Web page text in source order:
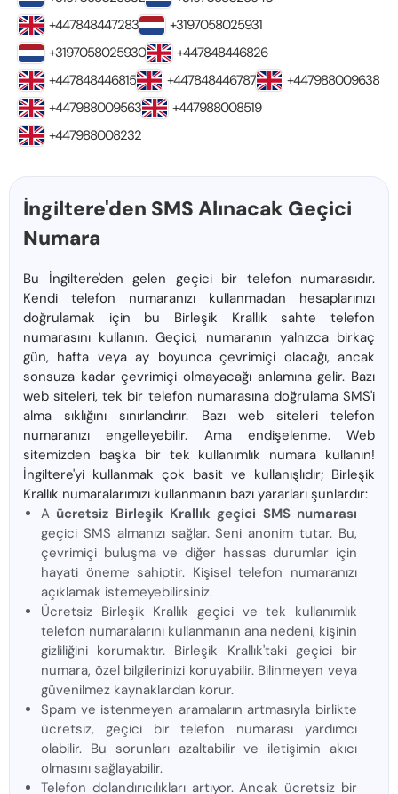
+447848447283
+3197058025931
+3197058025930
+447848446826
+447848446815
+447848446787
+447988009638
+447988009563
+447988008519
+447988008232
İngiltere'den SMS Alınacak Geçici
Numara
Bu İngiltere'den gelen geçici bir telefon numarasıdır.
Kendi telefon numaranızı kullanmadan hesaplarınızı
doğrulamak için bu Birleşik Krallık sahte telefon
numarasını kullanın. Geçici, numaranın yalnızca birkaç
gün, hafta veya ay boyunca çevrimiçi olacağı, ancak
sonsuza kadar çevrimiçi olmayacağı anlamına gelir. Bazı
web siteleri, tek bir telefon numarasına doğrulama SMS'i
alma sıklığını sınırlandırır. Bazı web siteleri telefon
numaranızı engelleyebilir. Ama endişelenme. Web
sitemizden başka bir tek kullanımlık numara kullanın!
İngiltere'yi kullanmak çok basit ve kullanışlıdır; Birleşik
Krallık numaralarımızı kullanmanın bazı yararları şunlardır:
A ücretsiz Birleşik Krallık geçici SMS numarası
geçici SMS almanızı sağlar. Seni anonim tutar. Bu,
çevrimiçi buluşma ve diğer hassas durumlar için
hayati öneme sahiptir. Kişisel telefon numaranızı
açıklamak istemeyebilirsiniz.
Ücretsiz Birleşik Krallık geçici ve tek kullanımlık
telefon numaralarını kullanmanın ana nedeni, kişinin
gizliliğini korumaktır. Birleşik Krallık'taki geçici bir
numara, özel bilgilerinizi koruyabilir. Bilinmeyen veya
güvenilmez kaynaklardan korur.
Spam ve istenmeyen aramaların artmasıyla birlikte
ücretsiz, geçici bir telefon numarası yardımcı
olabilir. Bu sorunları azaltabilir ve iletişimin akıcı
olmasını sağlayabilir.
Telefon dolandırıcılıkları artıyor. Ancak ücretsiz bir